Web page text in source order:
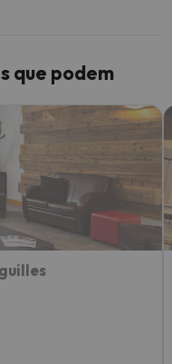
que podem